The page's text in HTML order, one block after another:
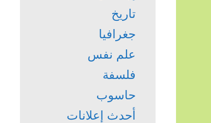
تاريخ
جغرافيا
علم نفس
فلسفة
حاسوب
أحدث إعلانات